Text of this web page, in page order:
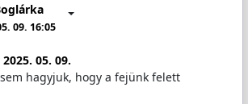
09. 16:05
2025. 05. 09.
hagyjuk, hogy a fejünk felett